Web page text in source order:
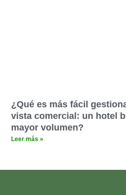
¿Qué es más fácil
vista comercial: un hotel
mayor volumen?
Leer más »